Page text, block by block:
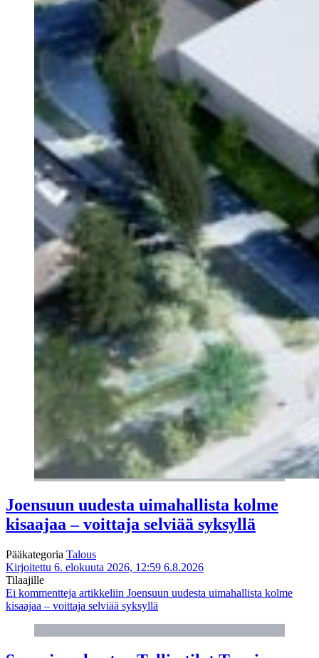
Joensuun uudesta uimahallista kolme
kisaajaa – voittaja selviää syksyllä
Pääkategoria Talous
Kirjoitettu 6. elokuuta 2026, 12:59 6.8.2026
Tilaajille
Ei kommentteja artikkeliin Joensuun uudesta uimahallista kolme
kisaajaa – voittaja selviää syksyllä